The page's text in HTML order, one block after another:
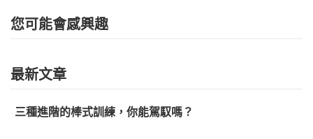
您可能會感興趣
最新文章
三種進階的棒式訓練，你能駕馭嗎？